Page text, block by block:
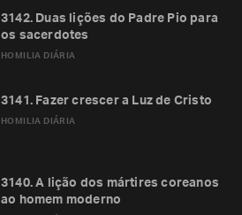
HOMILIA DIÁRIA
3142. Duas lições do Padre Pio para
os sacerdotes
HOMILIA DIÁRIA
3141. Fazer crescer a Luz de Cristo
3140. A lição dos mártires coreanos
ao homem moderno